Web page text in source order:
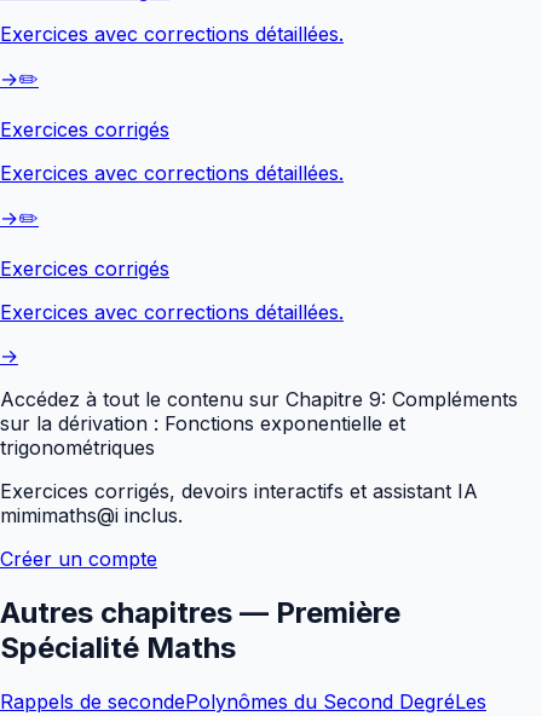
Exercices avec corrections détaillées.
→✏️
Exercices corrigés
Exercices avec corrections détaillées.
→✏️
Exercices corrigés
Exercices avec corrections détaillées.
→
Accédez à tout le contenu sur Chapitre 9: Compléments
sur la dérivation : Fonctions exponentielle et
trigonométriques
Exercices corrigés, devoirs interactifs et assistant IA
mimimaths@i inclus.
Créer un compte
Autres chapitres — Première
Spécialité Maths
Rappels de secondePolynômes du Second DegréLes